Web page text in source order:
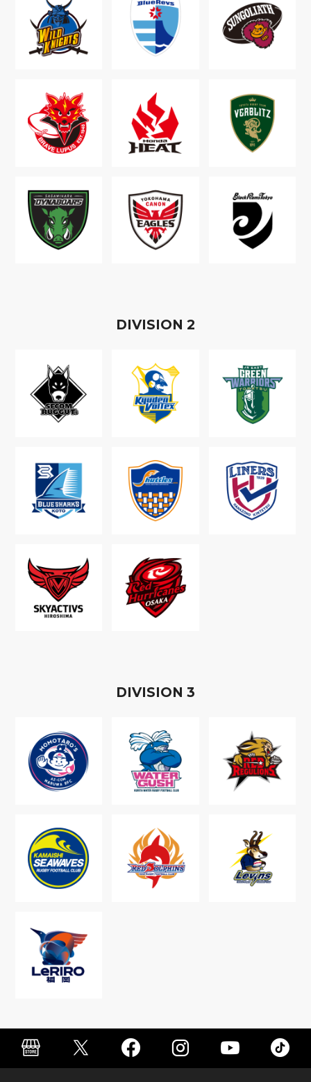
DIVISION 2
DIVISION 3